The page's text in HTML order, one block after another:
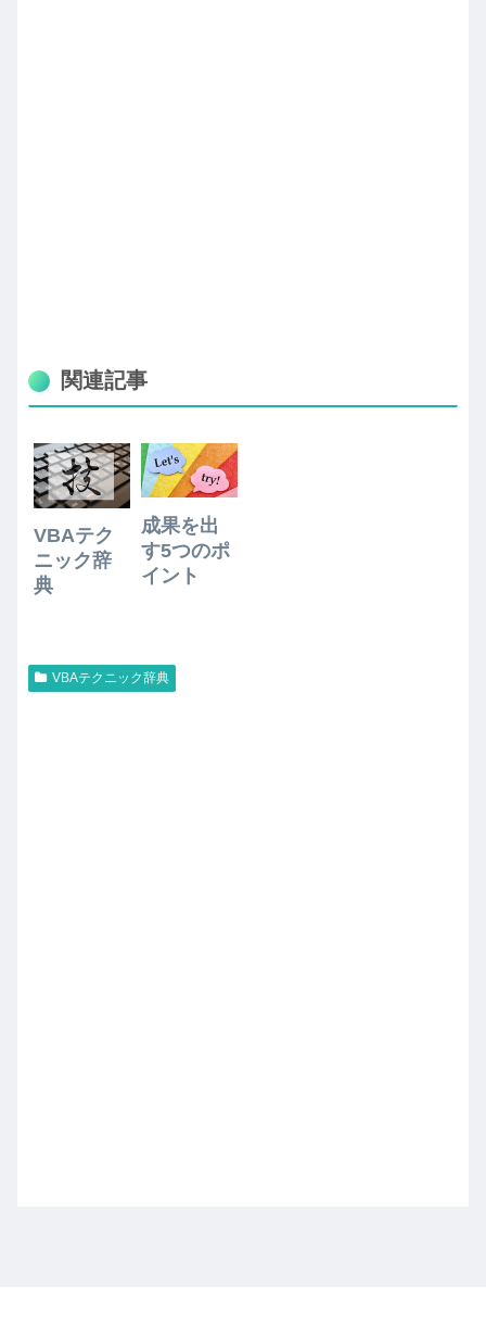
関連記事
VBAテク
ニック辞
典
成果を出
す5つのポ
イント
VBAテクニック辞典